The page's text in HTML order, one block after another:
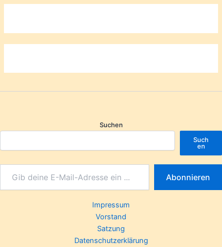
Suchen
Such
en
Abonnieren
Impressum
Vorstand
Satzung
Datenschutzerklärung